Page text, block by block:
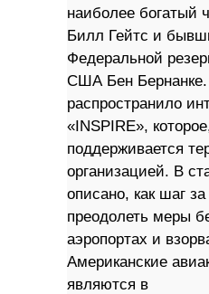
наиболее богатый
Билл Гейтс и
Федеральной
США Бен Бернанке.
распространило
«INSPIRE»,
поддерживается
организацией. В
описано, как шаг
преодолеть меры
аэропортах и
Американские
являются в